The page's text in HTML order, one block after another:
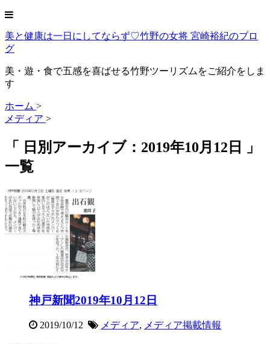
美と健康は一日にしてならず♡竹野の女将 宮崎裕紀のブロ
グ
美・遊・食で五感を喜ばせる竹野ツーリズムをご紹介をしま
す
ホーム >
メディア >
「 日別アーカイブ：2019年10月12日 」
一覧
神戸新聞2019年10月12日
2019/10/12 メディア, メディア掲載情報